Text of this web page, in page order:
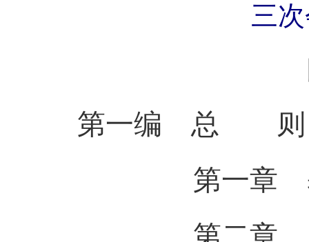
三
第一编 总 则
第一章 基